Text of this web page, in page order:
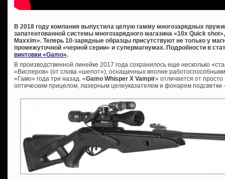
В 2018 году компания выпустила целую гамму многозарядных
запатентованной системы многозарядного магазина «10x Quick
Maxxim». Теперь 10-зарядные образцы присутствуют не только у
промежуточной «черной серии» и супермагнумах. Подробности в
винтовки «Gamo».
В производственной линейке 2017 года сохранилось еще несколько
«Висперов» (от слова «шепот»), оснащенных вполне
«Гамо» года три назад. «Gamo Whisper X Vampir» отличается от
оптическим прицелом, лазерным целеуказателем и фонарем подсветки